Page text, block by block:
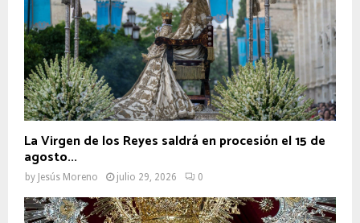
La Virgen de los Reyes saldrá en procesión el 15 de
agosto...
by Jesús Moreno julio 29, 2026 0